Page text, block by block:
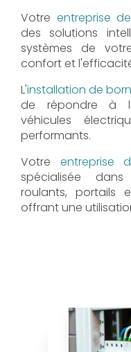
Votre entreprise
des solutions
systèmes de
confort et
L'installation de
de répondre à
véhicules
performants.
Votre entreprise
spécialisée
roulants, portails
offrant une